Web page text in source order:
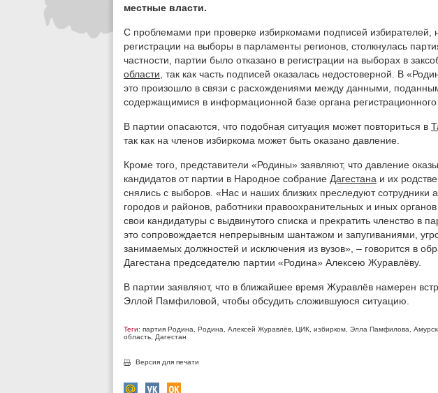
местные власти.
С проблемами при проверке избиркомами подписей избирателей,
регистрации на выборы в парламенты регионов, столкнулась
частности, партии было отказано в регистрации на выборах в
области , так как часть подписей оказалась недостоверной. В
это произошло в связи с расхождениями между данными,
содержащимися в информационной базе органа
В партии опасаются, что подобная ситуация может повториться в
так как на членов избиркома может быть оказано давление.
Кроме того, представители «Родины» заявляют, что давление
кандидатов от партии в Народное собрание Дагестана и их
снялись с выборов. «Нас и наших близких преследуют сотрудники
городов и районов, работники правоохранительных и иных
свои кандидатуры с выдвинутого списка и прекратить членство в
это сопровождается непрерывным шантажом и запугиваниями,
занимаемых должностей и исключения из вузов», – говорится в
Дагестана председателю партии «Родина» Алексею Журавлёву.
В партии заявляют, что в ближайшее время Журавлёв намерен
Эллой Памфиловой, чтобы обсудить сложившуюся ситуацию.
Теги: партия Родина Родина Алексей Журавлёв ЦИК избирком Элла Памфилова
область
Дагестан
Версия для печати